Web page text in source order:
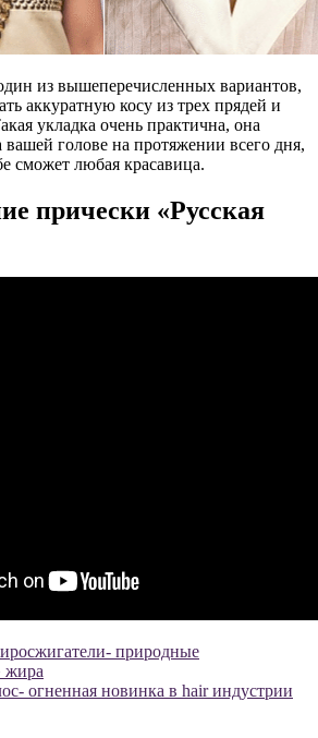
из вышеперечисленных вариантов,
аккуратную косу из трех прядей и
укладка очень практична, она
вашей голове на протяжении всего дня,
сможет любая красавица.
прически «Русская
природные
жира
огненная новинка в hair индустрии